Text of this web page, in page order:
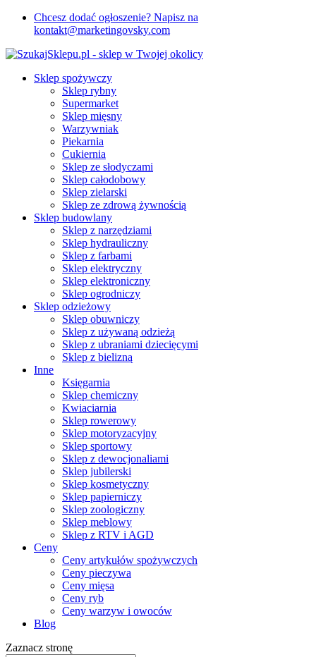
Chcesz dodać ogłoszenie? Napisz na
kontakt@marketingovsky.com
Sklep spożywczy
Sklep rybny
Supermarket
Sklep mięsny
Warzywniak
Piekarnia
Cukiernia
Sklep ze słodyczami
Sklep całodobowy
Sklep zielarski
Sklep ze zdrową żywnością
Sklep budowlany
Sklep z narzędziami
Sklep hydrauliczny
Sklep z farbami
Sklep elektryczny
Sklep elektroniczny
Sklep ogrodniczy
Sklep odzieżowy
Sklep obuwniczy
Sklep z używaną odzieżą
Sklep z ubraniami dziecięcymi
Sklep z bielizną
Inne
Księgarnia
Sklep chemiczny
Kwiaciarnia
Sklep rowerowy
Sklep motoryzacyjny
Sklep sportowy
Sklep z dewocjonaliami
Sklep jubilerski
Sklep kosmetyczny
Sklep papierniczy
Sklep zoologiczny
Sklep meblowy
Sklep z RTV i AGD
Ceny
Ceny artykułów spożywczych
Ceny pieczywa
Ceny mięsa
Ceny ryb
Ceny warzyw i owoców
Blog
Zaznacz stronę